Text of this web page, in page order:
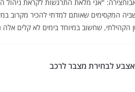
"אני מלאת התרגשות לקראת ניהול
הקהילתי, שחשוב במיוחד בימים לא קלים אלה
אצבע לבחירת מצבר לרכב